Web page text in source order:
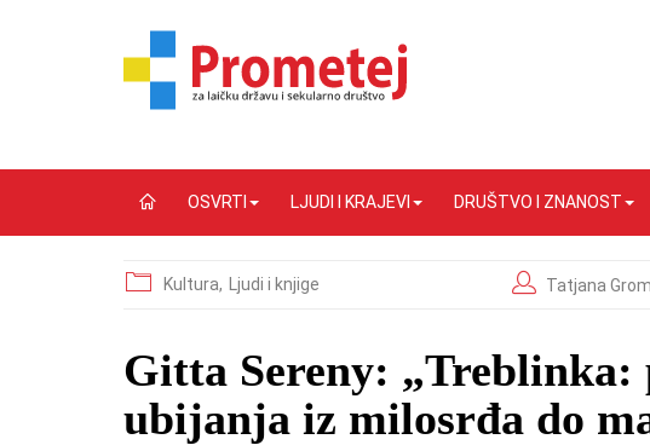
OSVRTI LJUDI I KRAJEVI DRUŠTVO I ZNANOST
Kultura, Ljudi i knjige Tatjana
Gitta Sereny:
ubijanja iz milosrđa do